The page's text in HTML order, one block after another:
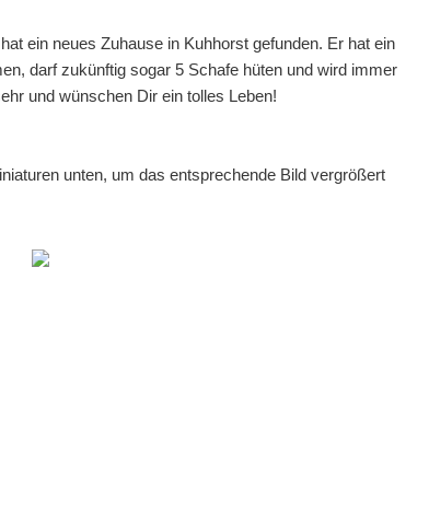
ein neues Zuhause in Kuhhorst gefunden. Er hat ein
darf zukünftig sogar 5 Schafe hüten und wird immer
und wünschen Dir ein tolles Leben!
unten, um das entsprechende Bild vergrößert